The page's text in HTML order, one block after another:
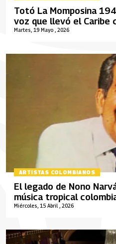
Martes, 19 Mayo , 2026
Totó La Momposina
voz que llevó el Caribe
ARTISTAS COLOMBIANOS
Miércoles, 15 Abril , 2026
El legado de Nono
música tropical